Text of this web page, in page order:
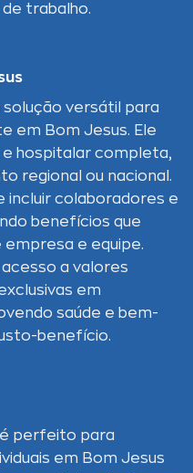
trabalho.
versátil para
em Bom Jesus. Ele
hospitalar completa,
regional ou nacional.
incluir colaboradores e
benefícios que
e equipe.
a valores
em
saúde e bem-
benefício.
é perfeito para
em Bom Jesus